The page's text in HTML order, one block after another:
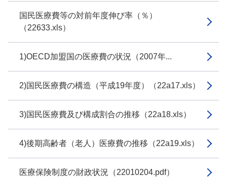
国民医療費等の対前年度伸び率（％）
（22633.xls）
1)OECD加盟国の医療費の状況（2007年...
2)国民医療費の構造（平成19年度）（22a17.xls）
3)国民医療費及び構成割合の推移（22a18.xls）
4)後期高齢者（老人）医療費の推移（22a19.xls）
医療保険制度の財政状況（22010204.pdf）